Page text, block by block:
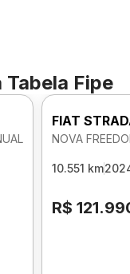
Tabela Fipe
FIAT
NOVA
10.551 km
R$